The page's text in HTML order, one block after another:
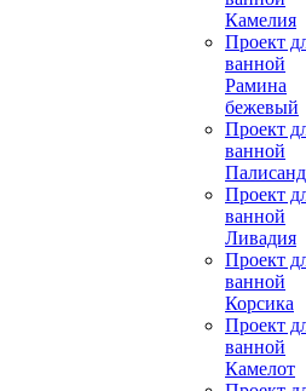
Камелия
Проект
ванной
Рамина
бежевый
Проект
ванной
Проект
ванной
Ливадия
Проект
ванной
Корсика
Проект
ванной
Камелот